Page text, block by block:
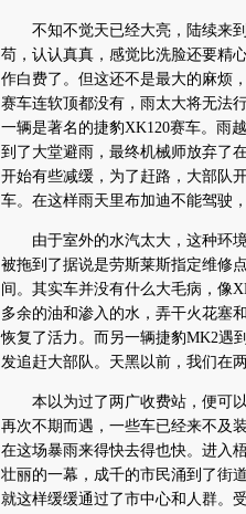
不知不觉天已经大亮，陆续来到
苟，认认真真，感觉比洗脸还要精
作白费了。但这还不是最大的麻烦
赛车连软顶都没有，雨太大将无法
一辆是著名的捷豹XK120赛车。雨
到了大堂避雨，最终机械师放弃了
开始有些减缓，为了赶路，大部队
车。在这样雨天里布加迪不能驾驶
由于室外的水汽太大，这种环境
被拖到了据说是劳斯莱斯指定维修
间。其实车并没有什么大毛病，像
多余的油和渗入的水，弄干火花塞
恢复了活力。而另一辆捷豹MK2遇
发追赶大部队。天黑以前，我们在
本以为过了两广收费站，便可以
再次不期而遇，一些车已经来不及
在这场暴雨来得快去得也快。进入
壮丽的一幕，成千的市民涌到了街
就这样缓缓通过了市中心和人群。